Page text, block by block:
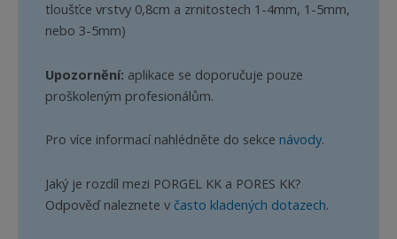
tloušťce vrstvy 0,8cm a zrnitostech 1-4mm, 1-5mm,
nebo 3-5mm)
Upozornění: aplikace se doporučuje pouze
proškoleným profesionálům.
Pro více informací nahlédněte do sekce návody.
Jaký je rozdíl mezi PORGEL KK a PORES KK?
Odpověď naleznete v často kladených dotazech.